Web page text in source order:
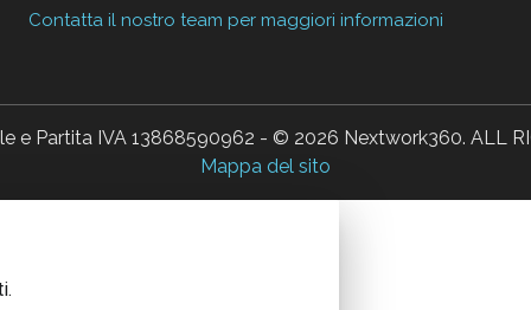
Contatta il nostro team per maggiori informazioni
e Partita IVA 13868590962 - © 2026 Nextwork360. ALL
Mappa del sito